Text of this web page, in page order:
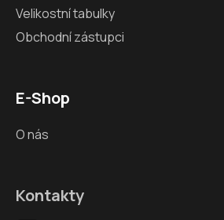
Velikostní tabulky
Obchodní zástupci
E-Shop
O nás
Kontakty